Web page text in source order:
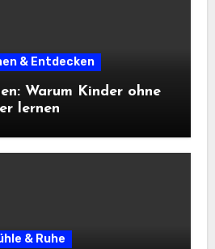
& Entdecken
Warum Kinder ohne
lernen
& Ruhe